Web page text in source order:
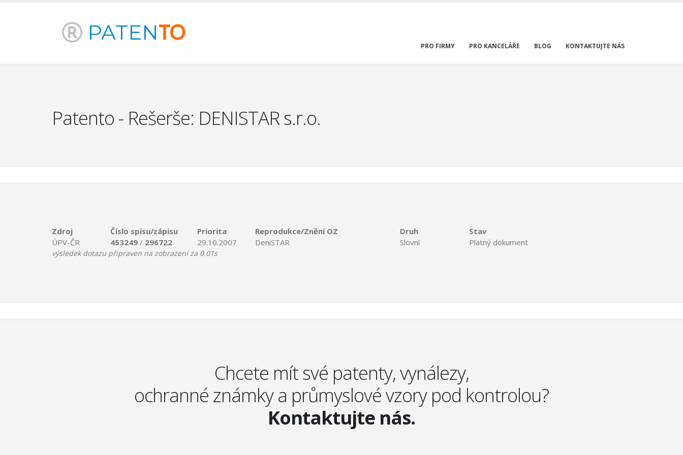
PATENTO
PRO FIRMY PRO KANCELÁŘE BLOG KONTAKTUJTE NÁS
Patento - Rešerše: DENISTAR s.r.o.
Zdroj Číslo spisu/zápisu Priorita Reprodukce/Znění OZ Druh
Stav
ÚPV-ČR
453249 / 296722 29.10.2007 DeniSTAR Slovní Platný dokument
výsledek dotazu připraven na zobrazení za 0.01s
Chcete mít své patenty, vynálezy,
ochranné známky a průmyslové vzory pod kontrolou?
Kontaktujte nás.